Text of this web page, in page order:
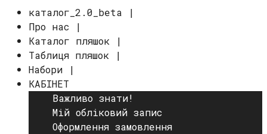
каталог_2.0_beta |
Про нас |
Каталог пляшок |
Таблиця пляшок |
Набори |
КАБІНЕТ
Важливо знати!
Мій обліковий запис
Оформлення замовлення